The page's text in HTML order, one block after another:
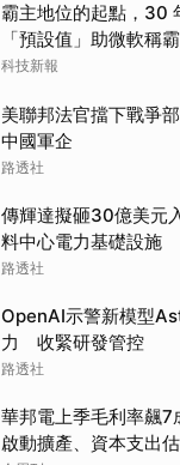
霸主地位的起點，30
「預設值」助微軟稱
科技新報
美聯邦法官擋下戰爭
中國軍企
路透社
傳輝達擬砸30億美
料中心電力基礎設施
路透社
OpenAI示警新模型
力 收緊研發管控
路透社
華邦電上季毛利率飆7
啟動擴產、資本支出